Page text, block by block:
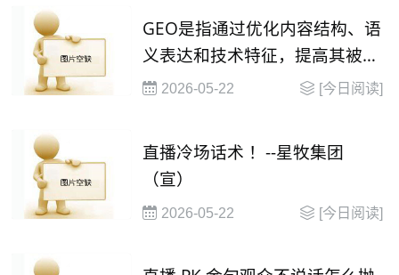
GEO是指通过优化内容结构、语
义表达和技术特征，提高其被大
语言模型（
2026-05-22 [今日阅读]
直播冷场话术 ！--星牧集团
（宣）
2026-05-22 [今日阅读]